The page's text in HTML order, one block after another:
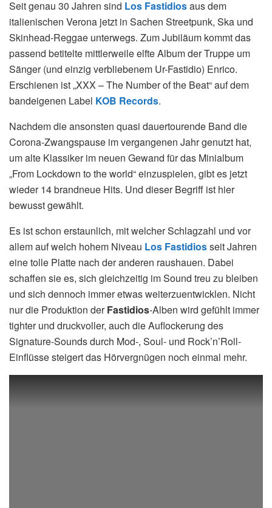
Seit genau 30 Jahren sind Los Fastidiosaus dem
italienischen Verona jetzt in Sachen Streetpunk, Ska und
Skinhead-Reggae unterwegs. Zum Jubiläum kommt das
passend betitelte mittlerweile elfte Album der Truppe um
Sänger (und einzig verbliebenem Ur-Fastidio) Enrico.
Erschienen ist „XXX – The Number of the Beat“ auf dem
bandeigenen Label KOB Records.
Nachdem die ansonsten quasi dauertourende Band die
Corona-Zwangspause im vergangenen Jahr genutzt hat,
um alte Klassiker im neuen Gewand für das Minialbum
„From Lockdown to the world“ einzuspielen, gibt es jetzt
wieder 14 brandneue Hits. Und dieser Begriff ist hier
bewusst gewählt.
Es ist schon erstaunlich, mit welcher Schlagzahl und vor
allem auf welch hohem Niveau Los Fastidiosseit Jahren
eine tolle Platte nach der anderen raushauen. Dabei
schaffen sie es, sich gleichzeitig im Sound treu zu bleiben
und sich dennoch immer etwas weiterzuentwicklen. Nicht
nur die Produktion derFastidios-Alben wird gefühlt immer
tighter und druckvoller, auch die Auflockerung des
Signature-Sounds durch Mod-, Soul- und Rock’n’Roll-
Einflüsse steigert das Hörvergnügen noch einmal mehr.